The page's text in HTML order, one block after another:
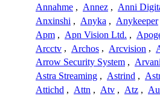
Annahme , Annez , Anni
Anxinshi , Anyka , Anykeeper
Apm , Apn Vision Ltd. ,
Arcctv , Archos , Arcvision ,
Arrow Security System ,
Astra Streaming , Astrind ,
Attichd , Attn , Atv , Atz ,